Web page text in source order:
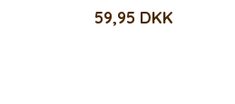
59,95 DKK